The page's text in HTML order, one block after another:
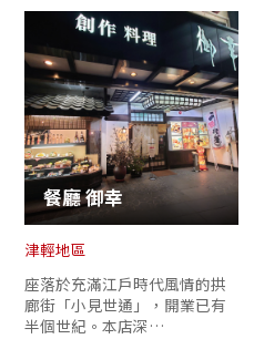
餐廳 御幸
津輕地區
座落於充滿江戶時代風情的拱
廊街「小見世通」，開業已有
半個世紀。本店深…